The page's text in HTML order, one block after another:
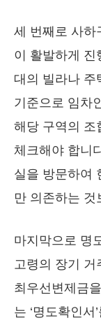
세 번째로 사하
이 활발하게 진
대의 빌라나 주
기준으로 임차
해당 구역의 조
체크해야 합니
실을 방문하여
만 의존하는
마지막으로 명
고령의 장기 거
최우선변제금
는 ‘명도확인서